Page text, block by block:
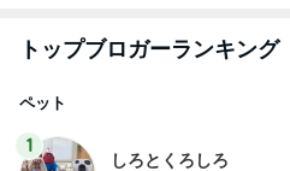
トップブロガーランキング
ペット
1
しろとくろしろ